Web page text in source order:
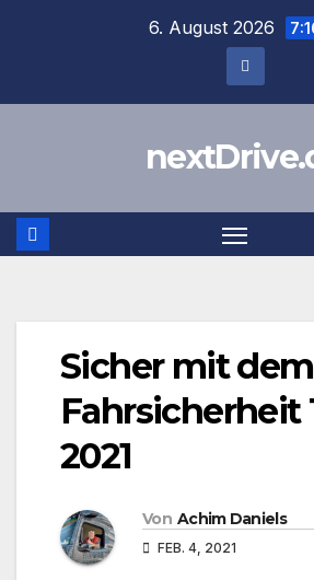
6. August 2026
Sicher mit
Fahrsicherheit
2021
Von Achim Daniels
FEB. 4, 2021